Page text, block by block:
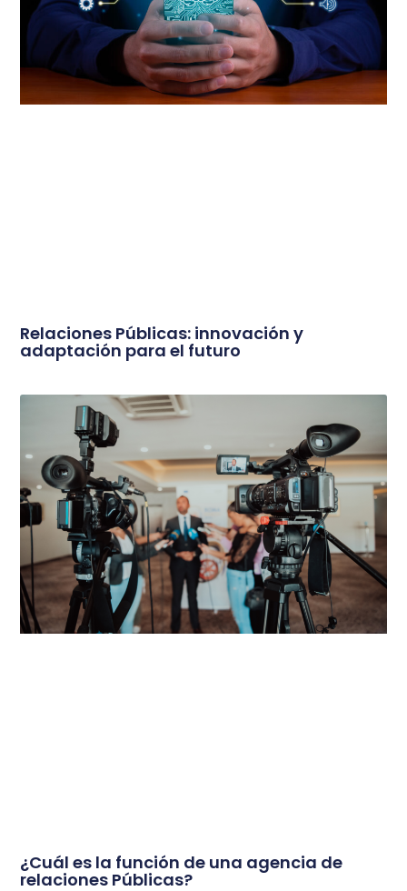
Relaciones Públicas: innovación y
adaptación para el futuro
¿Cuál es la función de una agencia de
relaciones Públicas?